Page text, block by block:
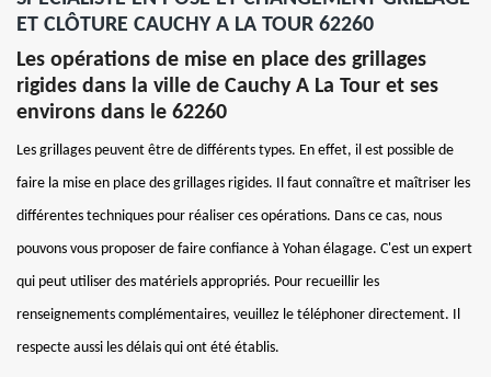
ET CLÔTURE CAUCHY A LA TOUR 62260
Les opérations de mise en place des grillages
rigides dans la ville de Cauchy A La Tour et ses
environs dans le 62260
Les grillages peuvent être de différents types. En effet, il est possible de
faire la mise en place des grillages rigides. Il faut connaître et maîtriser les
différentes techniques pour réaliser ces opérations. Dans ce cas, nous
pouvons vous proposer de faire confiance à Yohan élagage. C'est un expert
qui peut utiliser des matériels appropriés. Pour recueillir les
renseignements complémentaires, veuillez le téléphoner directement. Il
respecte aussi les délais qui ont été établis.